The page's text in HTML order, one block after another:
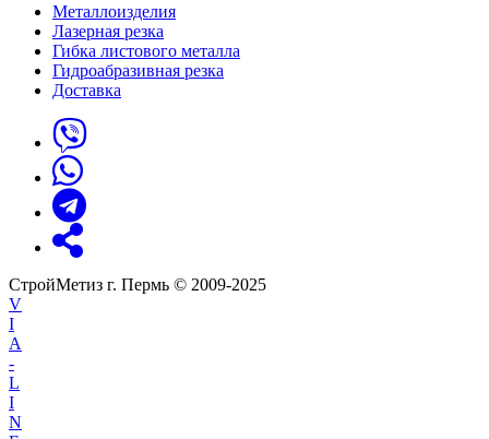
Металлоизделия
Лазерная резка
Гибка листового металла
Гидроабразивная резка
Доставка
СтройМетиз г. Пермь © 2009-2025
V
I
A
-
L
I
N